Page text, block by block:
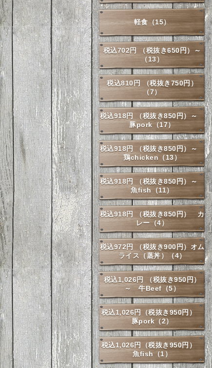
軽食（15）
税込702円 （税抜き650円）～
（13）
税込810円 （税抜き750円）
（7）
税込918円 （税抜き850円）～
豚pork（17）
税込918円 （税抜き850円）～
鶏chicken（13）
税込918円 （税抜き850円）～
魚fish（11）
税込918円 （税抜き850円） カ
レー（4）
税込972円 （税抜き900円）オム
ライス（蒸丼）（4）
税込1,026円 （税抜き950円）
～ 牛Beef（5）
税込1,026円（税抜き950円）
豚pork（2）
税込1,026円（税抜き950円）
魚fish（1）